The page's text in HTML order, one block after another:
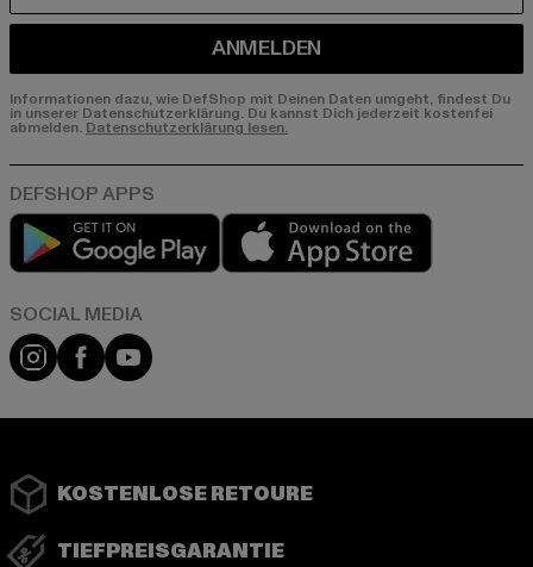
ANMELDEN
Informationen dazu, wie DefShop mit Deinen Daten umgeht, findest Du
in unserer Datenschutzerklärung. Du kannst Dich jederzeit kostenfei
abmelden. Datenschutzerklärung lesen.
Play market
Instagram
FacebookYouTube
KOSTENLOSE RETOURE
TIEFPREISGARANTIE